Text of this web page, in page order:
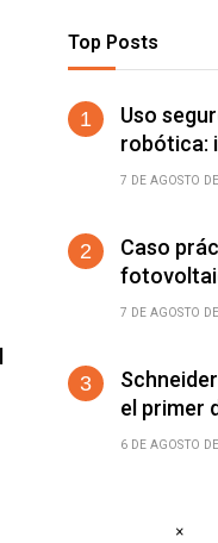
Top Posts
Uso
robótica:
cables
7 DE AGOSTO
Caso
7 DE AGOSTO
el primer
6 DE AGOSTO
×